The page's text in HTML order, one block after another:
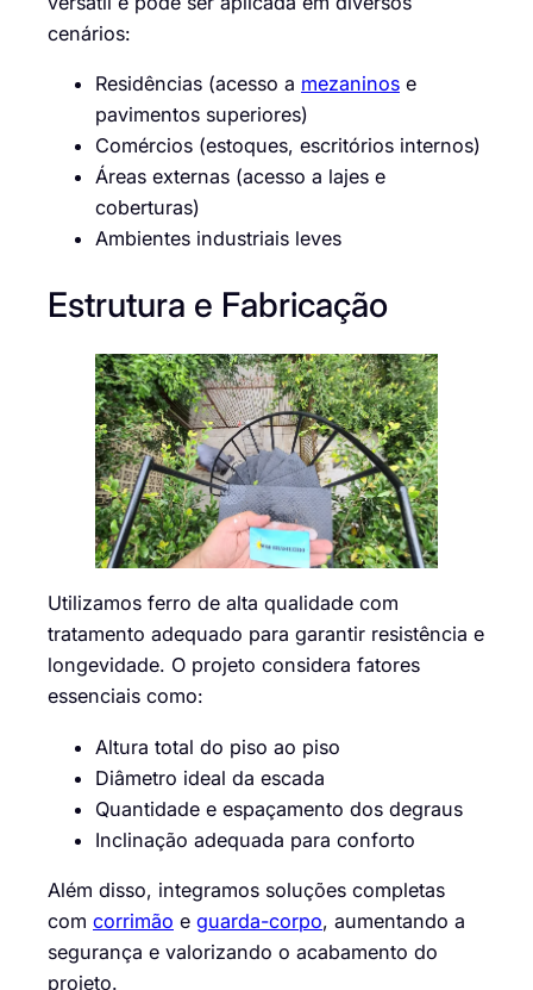
cenários:
Residências (acesso a mezaninos e
pavimentos superiores)
Comércios (estoques, escritórios internos)
Áreas externas (acesso a lajes e
coberturas)
Ambientes industriais leves
Estrutura e Fabricação
Utilizamos ferro de alta qualidade com
tratamento adequado para garantir resistência e
longevidade. O projeto considera fatores
essenciais como:
Altura total do piso ao piso
Diâmetro ideal da escada
Quantidade e espaçamento dos degraus
Inclinação adequada para conforto
Além disso, integramos soluções completas
com corrimão e guarda-corpo, aumentando a
segurança e valorizando o acabamento do
projeto.